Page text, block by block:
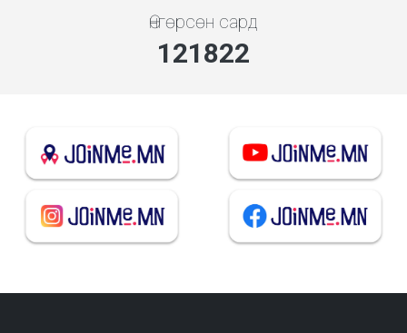
Өнгөрсөн сард
131193